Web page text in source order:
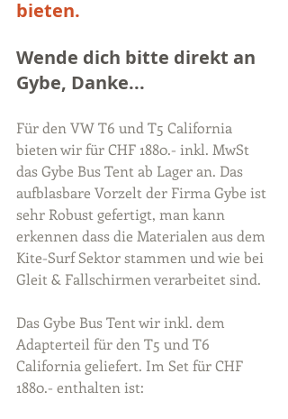
bieten.
Wende dich bitte direkt an
Gybe, Danke...
Für den VW T6 und T5 California
bieten wir für CHF 1880.- inkl. MwSt
das Gybe Bus Tent ab Lager an. Das
aufblasbare Vorzelt der Firma Gybe ist
sehr Robust gefertigt, man kann
erkennen dass die Materialen aus dem
Kite-Surf Sektor stammen und wie bei
Gleit & Fallschirmen verarbeitet sind.
Das Gybe Bus Tent wir inkl. dem
Adapterteil für den T5 und T6
California geliefert. Im Set für CHF
1880.- enthalten ist: